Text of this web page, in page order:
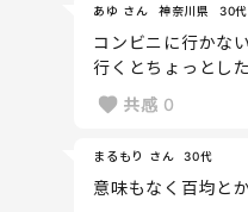
あゆ さん 神奈川県 30代
コンビニに行かない
行くとちょっとし
共感 0
まるもり さん 30代
意味もなく百均と